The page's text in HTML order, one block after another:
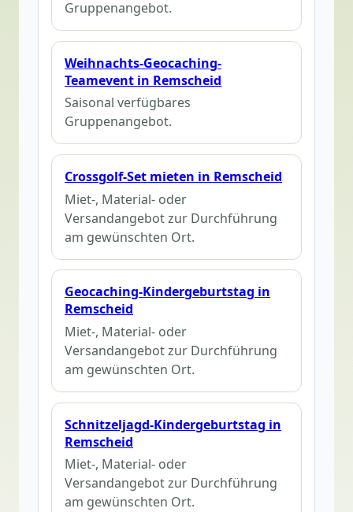
Gruppenangebot.
Weihnachts-Geocaching-
Teamevent in Remscheid
Saisonal verfügbares
Gruppenangebot.
Crossgolf-Set mieten in Remscheid
Miet-, Material- oder
Versandangebot zur Durchführung
am gewünschten Ort.
Geocaching-Kindergeburtstag in
Remscheid
Miet-, Material- oder
Versandangebot zur Durchführung
am gewünschten Ort.
Schnitzeljagd-Kindergeburtstag in
Remscheid
Miet-, Material- oder
Versandangebot zur Durchführung
am gewünschten Ort.